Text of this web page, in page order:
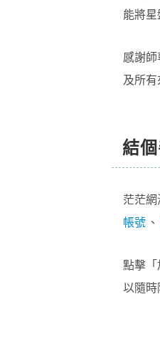
能將
感謝
及所
結
茫茫
帳號 、
點擊
以隨